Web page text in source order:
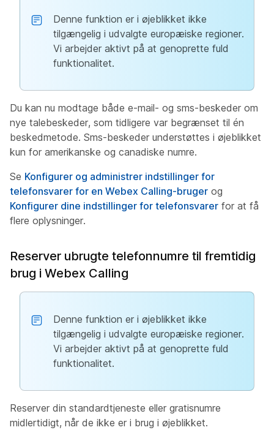
Denne funktion er i øjeblikket ikke
tilgængelig i udvalgte europæiske regioner.
Vi arbejder aktivt på at genoprette fuld
funktionalitet.
Du kan nu modtage både e-mail- og sms-beskeder om
nye talebeskeder, som tidligere var begrænset til én
beskedmetode. Sms-beskeder understøttes i øjeblikket
kun for amerikanske og canadiske numre.
Se Konfigurer og administrer indstillinger for
telefonsvarer for en Webex Calling-bruger og
Konfigurer dine indstillinger for telefonsvarer for at få
flere oplysninger.
Reserver ubrugte telefonnumre til fremtidig
brug i Webex Calling
Denne funktion er i øjeblikket ikke
tilgængelig i udvalgte europæiske regioner.
Vi arbejder aktivt på at genoprette fuld
funktionalitet.
Reserver din standardtjeneste eller gratisnumre
midlertidigt, når de ikke er i brug i øjeblikket.